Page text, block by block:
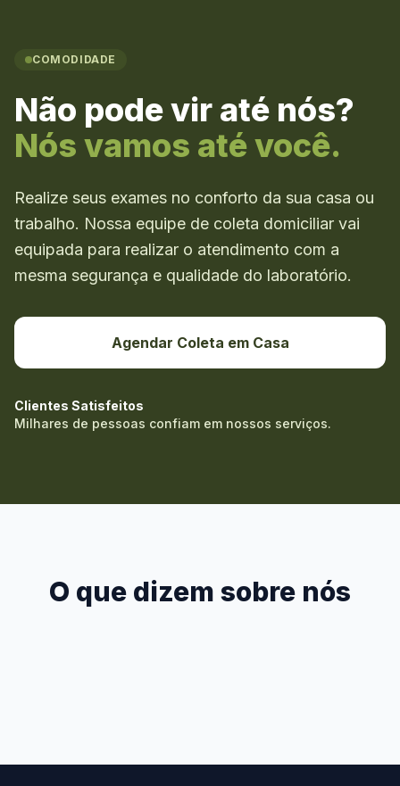
COMODIDADE
Não pode vir até nós?
Nós vamos até você.
Realize seus exames no conforto da sua casa ou
trabalho. Nossa equipe de coleta domiciliar vai
equipada para realizar o atendimento com a
mesma segurança e qualidade do laboratório.
Agendar Coleta em Casa
Clientes Satisfeitos
Milhares de pessoas confiam em nossos serviços.
O que dizem sobre nós